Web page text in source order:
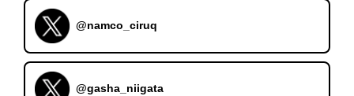
@namco_ciruq
@gasha_niigata